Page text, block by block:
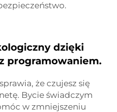
dzięki
programowaniem.
że czujesz się
Bycie świadczym
w zmniejszeniu